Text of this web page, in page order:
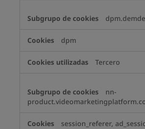
dpm
Tercero
nn-
session_referer,